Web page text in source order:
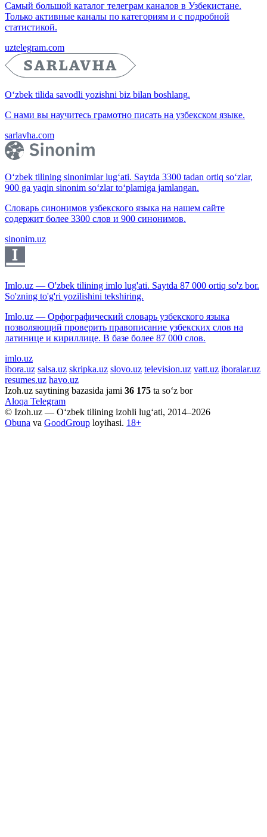
Самый большой каталог телеграм каналов в Узбекистане.
Только активные каналы по категориям и с подробной
статистикой.
uztelegram.com
O‘zbek tilida savodli yozishni biz bilan boshlang.
С нами вы научитесь грамотно писать на узбекском языке.
sarlavha.com
O‘zbek tilining sinonimlar lug‘ati. Saytda 3300 tadan ortiq so‘zlar,
900 ga yaqin sinonim so‘zlar to‘plamiga jamlangan.
Словарь синонимов узбекского языка на нашем сайте
содержит более 3300 слов и 900 синонимов.
sinonim.uz
Imlo.uz — O'zbek tilining imlo lug'ati. Saytda 87 000 ortiq so'z bor.
So'zning to'g'ri yozilishini tekshiring.
Imlo.uz — Орфографический словарь узбекского языка
позволяющий проверить правописание узбекских слов на
латинице и кириллице. В базе более 87 000 слов.
imlo.uz
ibora.uz salsa.uz skripka.uz slovo.uz television.uz vatt.uz iboralar.uz
resumes.uz havo.uz
Izoh.uz saytining bazasida jami 36 175 ta so‘z bor
Aloqa Telegram
© Izoh.uz — O‘zbek tilining izohli lug‘ati, 2014–2026
Obuna va GoodGroup loyihasi. 18+